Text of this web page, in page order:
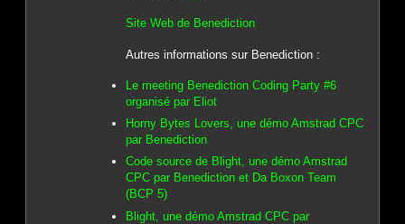
Site Web de Benediction
Autres informations sur Benediction :
Le meeting Benediction Coding Party #6
organisé par Eliot
Horny Bytes Lovers, une démo Amstrad CPC
par Benediction
Code source de Blight, une démo Amstrad
CPC par Benediction et Da Boxon Team
(BCP 5)
Blight, une démo Amstrad CPC par